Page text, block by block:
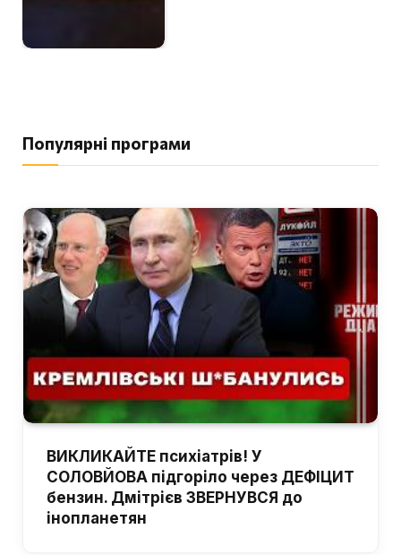
Популярні програми
ВИКЛИКАЙТЕ психіатрів! У
СОЛОВЙОВА підгоріло через ДЕФІЦИТ
бензин. Дмітрієв ЗВЕРНУВСЯ до
інопланетян